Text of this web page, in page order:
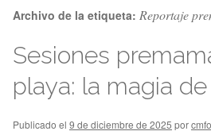
Archivo de la etiqueta: Reportaje
Sesiones
playa: la magia
Publicado el 9 de diciembre de 2025 por